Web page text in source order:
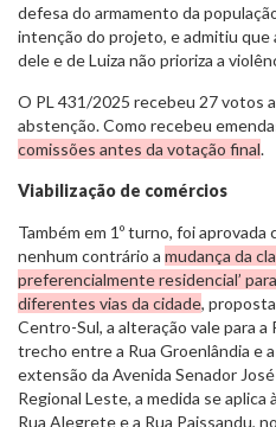
defesa do armamento da
intenção do projeto, e admitiu que
dele e de Luiza não prioriza a
O PL 431/2025 recebeu 27 votos
abstenção. Como recebeu
comissões antes da votação final.
Viabilização de comércios
Também em 1º turno, foi
nenhum contrário a mudança da
preferencialmente residencial’
diferentes vias da cidade,
Centro-Sul, a alteração vale para a
trecho entre a Rua Groenlândia e
extensão da Avenida Senador
Regional Leste, a medida se aplica
Rua Alegrete e a Rua Paissandu,